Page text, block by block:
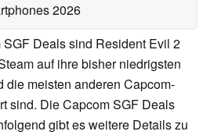
2026
Deals sind Resident Evil 2
auf ihre bisher niedrigsten
die meisten anderen Capcom-
sind. Die Capcom SGF Deals
gibt es weitere Details zu